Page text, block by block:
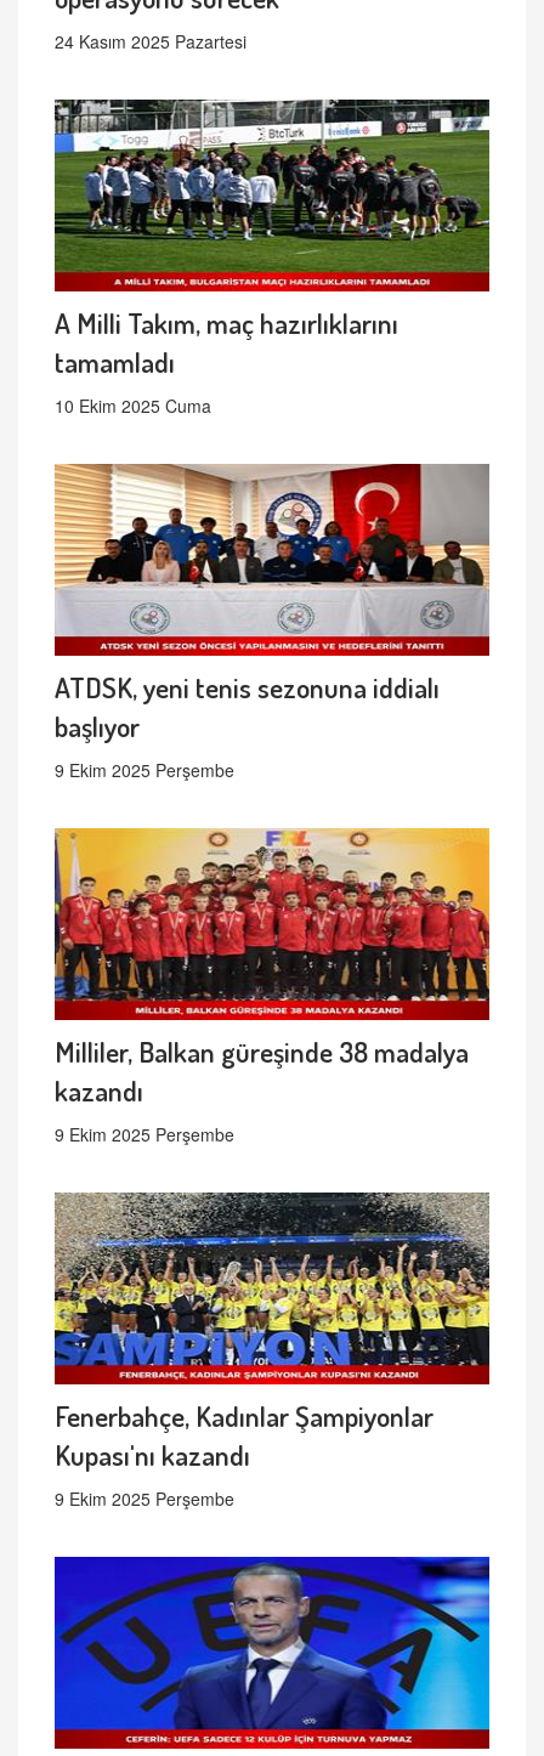
24 Kasım 2025 Pazartesi
A Milli Takım, maç hazırlıklarını
tamamladı
10 Ekim 2025 Cuma
ATDSK, yeni tenis sezonuna iddialı
başlıyor
9 Ekim 2025 Perşembe
Milliler, Balkan güreşinde 38 madalya
kazandı
9 Ekim 2025 Perşembe
Fenerbahçe, Kadınlar Şampiyonlar
Kupası'nı kazandı
9 Ekim 2025 Perşembe